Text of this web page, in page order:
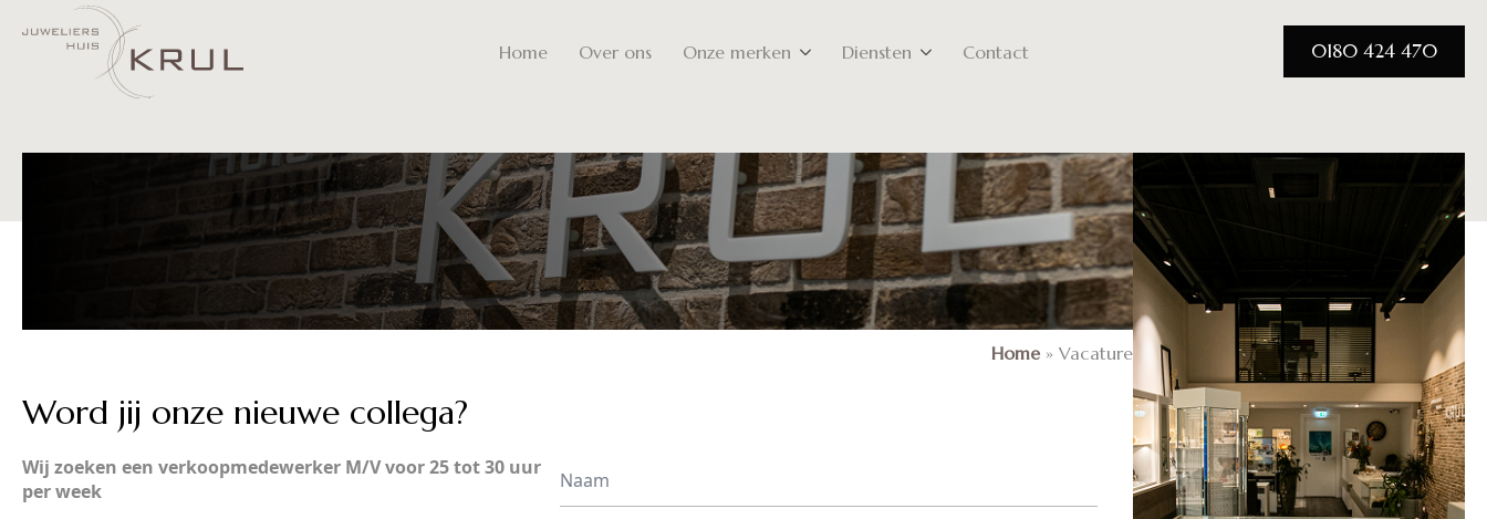
Home Over ons Onze merken Diensten Contact 0180 424 470
Home » Vacature
Word jij onze nieuwe collega?
Wij zoeken een verkoopmedewerker M/V voor 25 tot 30 uur
per week